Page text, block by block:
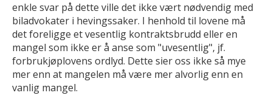
enkle svar på dette ville det ikke vært nødvendig med
biladvokater i hevingssaker. I henhold til lovene må
det foreligge et vesentlig kontraktsbrudd eller en
mangel som ikke er å anse som "uvesentlig", jf.
forbrukjøplovens ordlyd. Dette sier oss ikke så mye
mer enn at mangelen må være mer alvorlig enn en
vanlig mangel.